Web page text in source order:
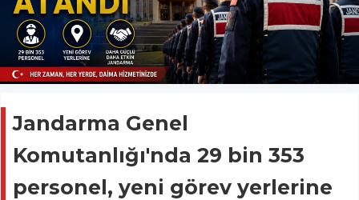
Jandarma Genel
Komutanlığı'nda 29 bin 353
personel, yeni görev yerlerine